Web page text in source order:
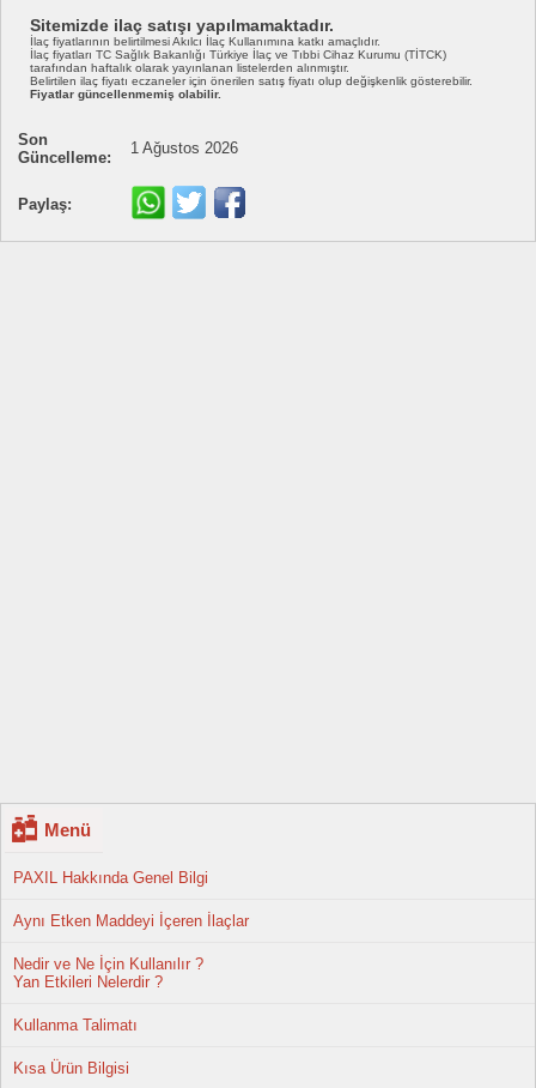
Sitemizde ilaç satışı yapılmamaktadır.
İlaç fiyatlarının belirtilmesi Akılcı İlaç Kullanımına katkı amaçlıdır.
İlaç fiyatları TC Sağlık Bakanlığı Türkiye İlaç ve Tıbbi Cihaz Kurumu (TİTCK)
tarafından haftalık olarak yayınlanan listelerden alınmıştır.
Belirtilen ilaç fiyatı eczaneler için önerilen satış fiyatı olup değişkenlik gösterebilir.
Fiyatlar güncellenmemiş olabilir.
Son
Güncelleme:
1 Ağustos 2026
Paylaş:
Menü
PAXIL Hakkında Genel Bilgi
Aynı Etken Maddeyi İçeren İlaçlar
Nedir ve Ne İçin Kullanılır ?
Yan Etkileri Nelerdir ?
Kullanma Talimatı
Kısa Ürün Bilgisi